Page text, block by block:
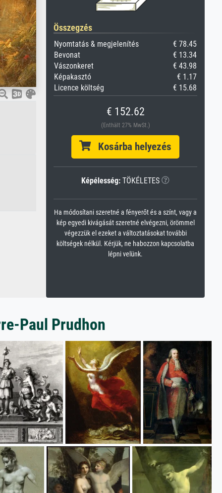
Összegzés
Nyomtatás & megjelenítés
€ 78.45
Bevonat
€ 13.34
Vászonkeret
€ 43.98
Képakasztó
€ 1.17
Licence költség
€ 15.68
€ 152.62
(Enthält 27% MwSt.)
Kosárba helyezés
Képélesség: TÖKÉLETES
Ha módosítani szeretné a fényerőt és a színt, vagy a
kép egyedi kivágását szeretné elvégezni, örömmel
végezzük el ezeket a változtatásokat további
költségek nélkül. Kérjük, ne habozzon kapcsolatba
lépni velünk.
Paul Prudhon